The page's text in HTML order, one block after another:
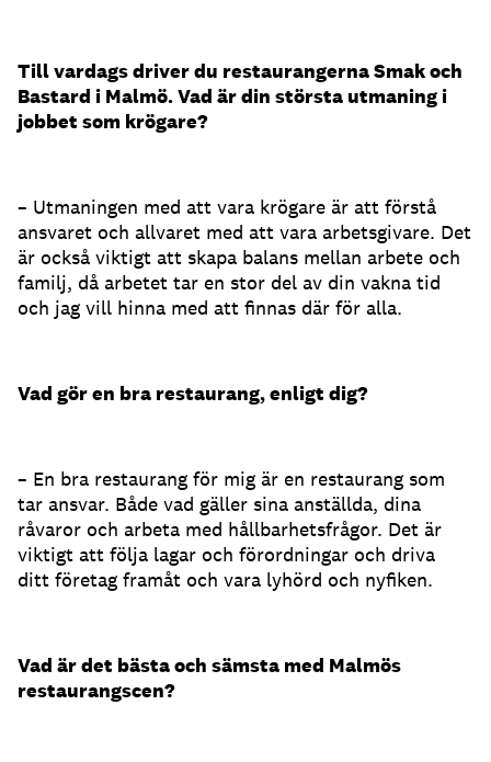
Till vardags driver du restaurangerna Smak och
Bastard i Malmö. Vad är din största utmaning i
jobbet som krögare?
– Utmaningen med att vara krögare är att förstå
ansvaret och allvaret med att vara arbetsgivare. Det
är också viktigt att skapa balans mellan arbete och
familj, då arbetet tar en stor del av din vakna tid
och jag vill hinna med att finnas där för alla.
Vad gör en bra restaurang, enligt dig?
– En bra restaurang för mig är en restaurang som
tar ansvar. Både vad gäller sina anställda, dina
råvaror och arbeta med hållbarhetsfrågor. Det är
viktigt att följa lagar och förordningar och driva
ditt företag framåt och vara lyhörd och nyfiken.
Vad är det bästa och sämsta med Malmös
restaurangscen?